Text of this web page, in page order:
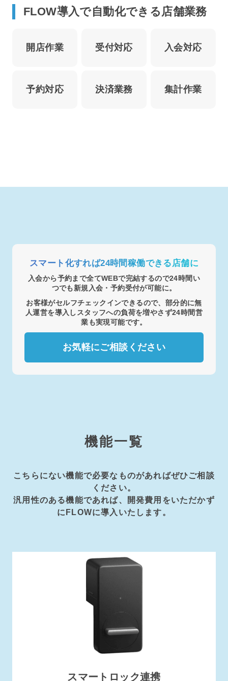
FLOW導入で自動化できる店舗業務
開店作業 受付対応 入会対応
予約対応 決済業務 集計作業
スマート化すれば24時間稼働できる店舗に
入会から予約まで全てWEBで完結するので24時間い
つでも新規入会・予約受付が可能に。
お客様がセルフチェックインできるので、部分的に無
人運営を導入しスタッフへの負荷を増やさず24時間営
業も実現可能です。
お気軽にご相談ください
機能一覧
こちらにない機能で必要なものがあればぜひご相談
ください。
汎用性のある機能であれば、開発費用をいただかず
にFLOWに導入いたします。
スマートロック連携